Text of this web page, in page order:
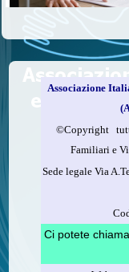
C'è un modo di
delle vittime della
loro familiari che non
propria dichiarazione
Come fare
Compila la scheda
Firma nel riquadro
organizzazioni non
Indica nel riquadro
97184320584
Associazione
©​Copyright
Familiari e
Sede legale Via
Ci potete